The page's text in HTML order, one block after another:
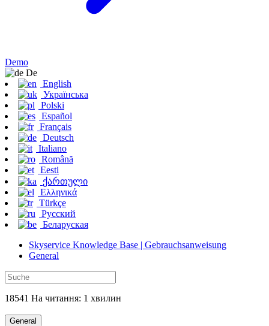
Demo
De
English
Українська
Polski
Español
Français
Deutsch
Italiano
Română
Eesti
ქართული
Ελληνικά
Türkçe
Русский
Беларуская
Skyservice Knowledge Base | Gebrauchsanweisung
General
18541 На читання: 1 хвилин
General